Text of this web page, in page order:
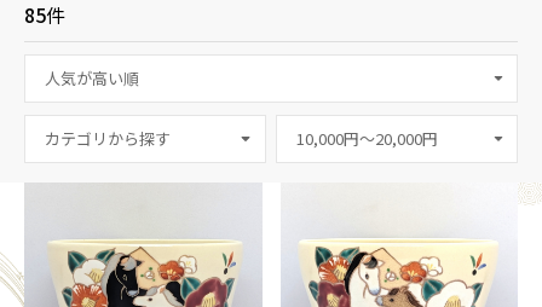
85件
カテゴリから探す